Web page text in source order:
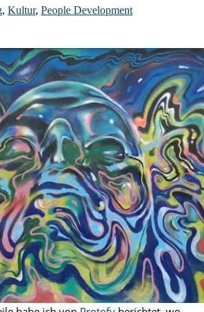
, Kultur, People Development